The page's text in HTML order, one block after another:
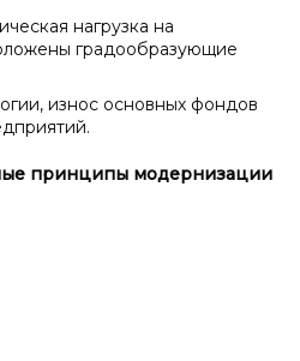
нагрузка на
градообразующие
износ основных фондов
принципы модернизации